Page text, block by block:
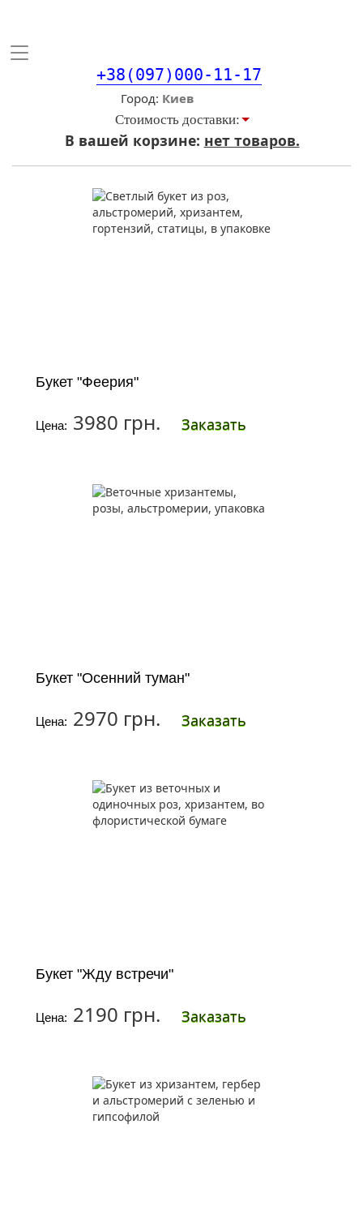
Toggle
+38(097)000-11-17
Город
Стоимость доставки:
В вашей корзине: нет товаров.
Букет "Феерия"
Цена: 3980 грн. Заказать
Букет "Осенний туман"
Цена: 2970 грн. Заказать
Букет "Жду встречи"
Цена: 2190 грн. Заказать